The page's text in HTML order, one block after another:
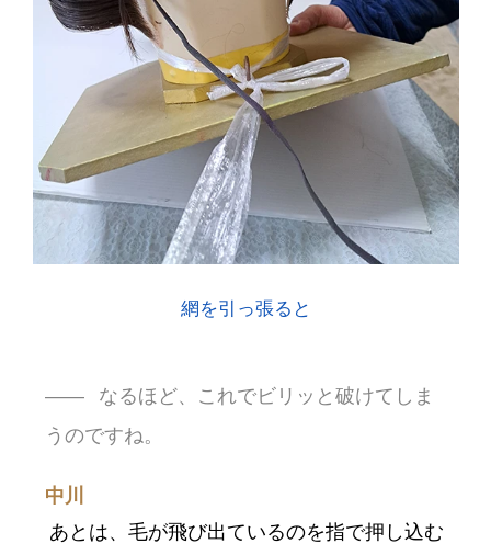
網を引っ張ると
なるほど、これでビリッと破けてしま
うのですね。
中川
あとは、毛が飛び出ているのを指で押し込む